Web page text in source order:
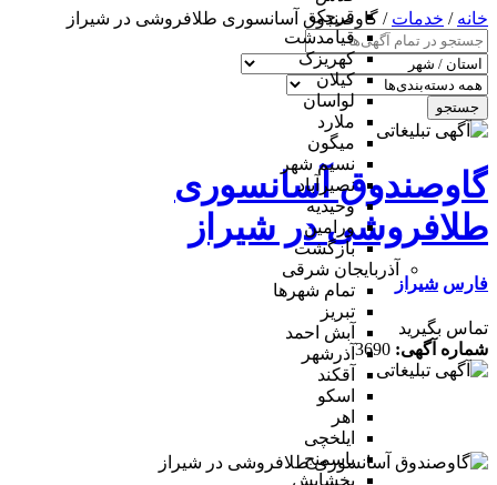
قرچک
قیامدشت
کهریزک
کیلان
لواسان
ملارد
میگون
نسیم شهر
نصیرآباد
وحیدیه
ورامین
بازگشت
آذربایجان شرقی
تمام شهر‌ها
تبریز
آبش احمد
آذرشهر
آقکند
اسکو
اهر
ایلخچی
باسمنج
بخشایش
خانه / خدمات / گاوصندوق آسانسوری طلافروشی در شیراز
جستجو
گاوصندوق آسانسوری
طلافروشی در شیراز
فارس شیراز
تماس بگیرید
شماره آگهی: 3690